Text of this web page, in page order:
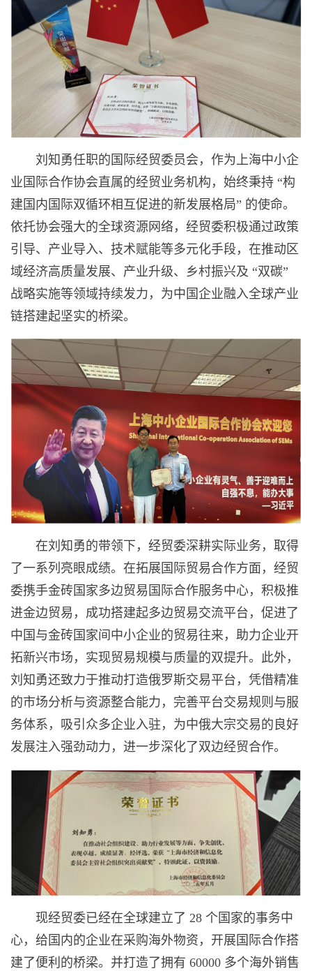
刘知勇任职的国际经贸委员会，作为上海中小企
业国际合作协会直属的经贸业务机构，始终秉持 “构
建国内国际双循环相互促进的新发展格局” 的使命。
依托协会强大的全球资源网络，经贸委积极通过政策
引导、产业导入、技术赋能等多元化手段，在推动区
域经济高质量发展、产业升级、乡村振兴及 “双碳”
战略实施等领域持续发力，为中国企业融入全球产业
链搭建起坚实的桥梁。
在刘知勇的带领下，经贸委深耕实际业务，取得
了一系列亮眼成绩。在拓展国际贸易合作方面，经贸
委携手金砖国家多边贸易国际合作服务中心，积极推
进金边贸易，成功搭建起多边贸易交流平台，促进了
中国与金砖国家间中小企业的贸易往来，助力企业开
拓新兴市场，实现贸易规模与质量的双提升。此外，
刘知勇还致力于推动打造俄罗斯交易平台，凭借精准
的市场分析与资源整合能力，完善平台交易规则与服
务体系，吸引众多企业入驻，为中俄大宗交易的良好
发展注入强劲动力，进一步深化了双边经贸合作。
现经贸委已经在全球建立了 28 个国家的事务中
心，给国内的企业在采购海外物资，开展国际合作搭
建了便利的桥梁。并打造了拥有 60000 多个海外销售